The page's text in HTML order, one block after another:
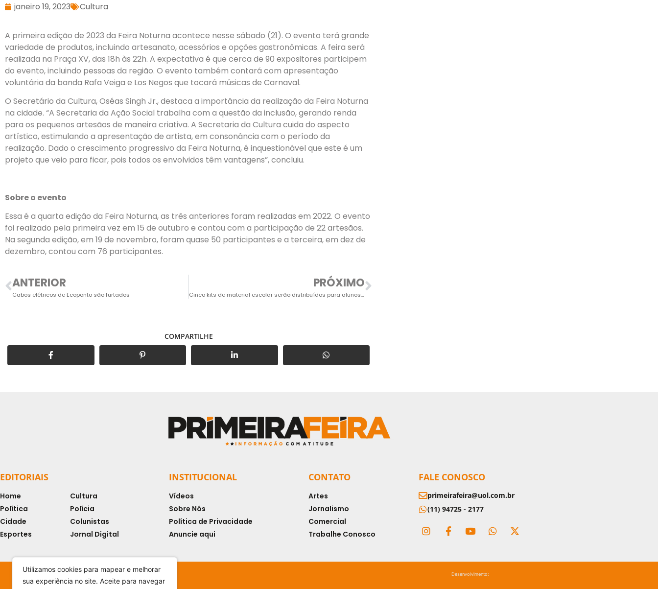
Utilizamos cookies para mapear e melhorar
sua experiência no site. Aceite para navegar
janeiro 19, 2023 Cultura
A primeira edição de 2023 da Feira Noturna acontece nesse sábado (21). O evento terá grande
variedade de produtos, incluindo artesanato, acessórios e opções gastronômicas. A feira será
realizada na Praça XV, das 18h às 22h. A expectativa é que cerca de 90 expositores participem
do evento, incluindo pessoas da região. O evento também contará com apresentação
voluntária da banda Rafa Veiga e Los Negos que tocará músicas de Carnaval.
O Secretário da Cultura, Oséas Singh Jr., destaca a importância da realização da Feira Noturna
na cidade. “A Secretaria da Ação Social trabalha com a questão da inclusão, gerando renda
para os pequenos artesãos de maneira criativa. A Secretaria da Cultura cuida do aspecto
artístico, estimulando a apresentação de artista, em consonância com o período da
realização. Dado o crescimento progressivo da Feira Noturna, é inquestionável que este é um
projeto que veio para ficar, pois todos os envolvidos têm vantagens”, concluiu.
Sobre o evento
Essa é a quarta edição da Feira Noturna, as três anteriores foram realizadas em 2022. O evento
foi realizado pela primeira vez em 15 de outubro e contou com a participação de 22 artesãos.
Na segunda edição, em 19 de novembro, foram quase 50 participantes e a terceira, em dez de
dezembro, contou com 76 participantes.
ANTERIOR
Cabos elétricos de Ecoponto são furtados
PRÓXIMO
Cinco kits de material escolar serão distribuídos para alunos da rede municipal
COMPARTILHE
EDITORIAIS
Home
Política
Cidade
Esportes
Cultura
Polícia
Colunistas
Jornal Digital
INSTITUCIONAL
Vídeos
Sobre Nós
Política de Privacidade
Anuncie aqui
CONTATO
Artes
Jornalismo
Comercial
Trabalhe Conosco
FALE CONOSCO
primeirafeira@uol.com.br
(11) 94725 - 2177
Desenvolvimento: